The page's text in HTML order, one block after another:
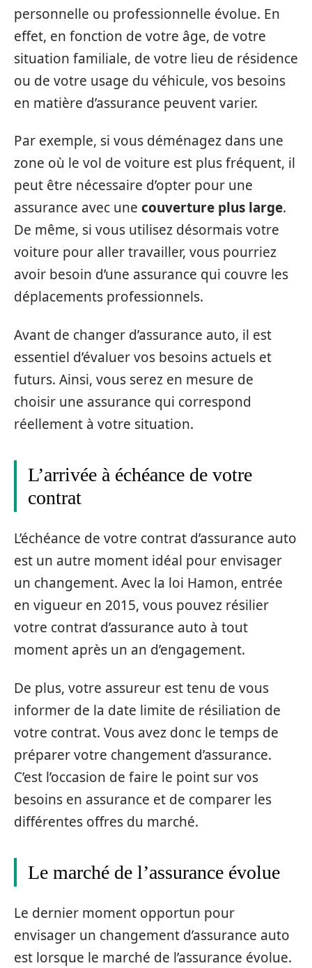
personnelle ou professionnelle évolue. En
effet, en fonction de votre âge, de votre
situation familiale, de votre lieu de résidence
ou de votre usage du véhicule, vos besoins
en matière d’assurance peuvent varier.
Par exemple, si vous déménagez dans une
zone où le vol de voiture est plus fréquent, il
peut être nécessaire d’opter pour une
assurance avec une couverture plus large.
De même, si vous utilisez désormais votre
voiture pour aller travailler, vous pourriez
avoir besoin d’une assurance qui couvre les
déplacements professionnels.
Avant de changer d’assurance auto, il est
essentiel d’évaluer vos besoins actuels et
futurs. Ainsi, vous serez en mesure de
choisir une assurance qui correspond
réellement à votre situation.
L’arrivée à échéance de votre
contrat
L’échéance de votre contrat d’assurance auto
est un autre moment idéal pour envisager
un changement. Avec la loi Hamon, entrée
en vigueur en 2015, vous pouvez résilier
votre contrat d’assurance auto à tout
moment après un an d’engagement.
De plus, votre assureur est tenu de vous
informer de la date limite de résiliation de
votre contrat. Vous avez donc le temps de
préparer votre changement d’assurance.
C’est l’occasion de faire le point sur vos
besoins en assurance et de comparer les
différentes offres du marché.
Le marché de l’assurance évolue
Le dernier moment opportun pour
envisager un changement d’assurance auto
est lorsque le marché de l’assurance évolue.